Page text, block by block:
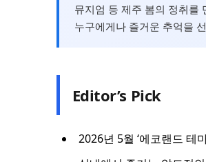
뮤지엄 등 제주 봄의 정취를
누구에게나 즐거운 추억을
Editor’s Pick
2026년 5월 ‘에코랜드 테